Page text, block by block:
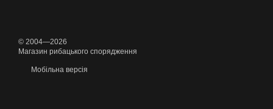
© 2004—2026
Магазин рибацького спорядження
Мобільна версія